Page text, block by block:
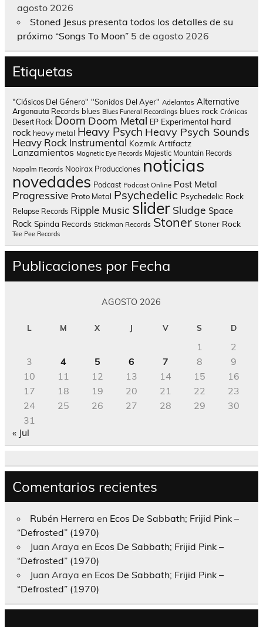
agosto 2026
Stoned Jesus presenta todos los detalles de su
próximo “Songs To Moon” 5 de agosto 2026
Etiquetas
"Clásicos Del Género" "Sonidos Del Ayer" Adelantos Alternative
Argonauta Records blues Blues Funeral Recordings blues rock Crónicas
Desert Rock Doom Doom Metal EP Experimental hard
rock heavy metal Heavy Psych Heavy Psych Sounds
Heavy Rock Instrumental Kozmik Artifactz
Lanzamientos Magnetic Eye Records Majestic Mountain Records
Napalm Records Nooirax Producciones noticias
novedades Podcast Podcast Online Post Metal
Progressive Proto Metal Psychedelic Psychedelic Rock
Relapse Records Ripple Music slider Sludge Space
Rock Spinda Records Stickman Records Stoner Stoner Rock
Tee Pee Records
Publicaciones por Fecha
AGOSTO 2026
L M X J V S D
1
2
3
4 5 6 7 8
9
10
11 12 13 14 15
16
17
18 19 20 21 22
23
24
25 26 27 28 29
30
31
« Jul
Comentarios recientes
Rubén Herrera en Ecos De Sabbath; Frijid Pink –
“Defrosted” (1970)
Juan Araya en Ecos De Sabbath; Frijid Pink –
“Defrosted” (1970)
Juan Araya en Ecos De Sabbath; Frijid Pink –
“Defrosted” (1970)